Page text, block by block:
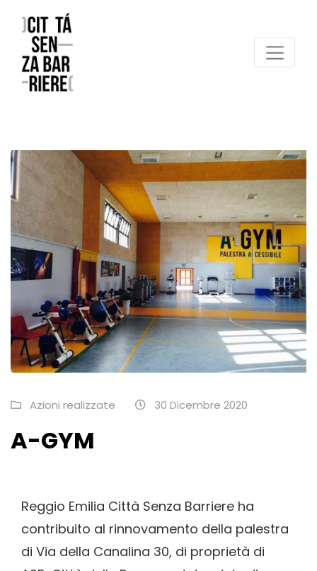
Azioni realizzate 30 Dicembre 2020
A-GYM
Reggio Emilia Città Senza Barriere ha
contribuito al rinnovamento della palestra
di Via della Canalina 30, di proprietà di